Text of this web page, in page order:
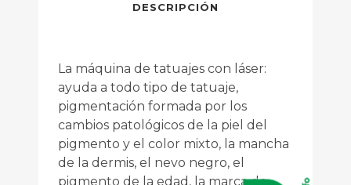
DESCRIPCIÓN
La máquina de tatuajes con láser:
ayuda a todo tipo de tatuaje,
pigmentación formada por los
cambios patológicos de la piel del
pigmento y el color mixto, la mancha
de la dermis, el nevo negro, el
pigmento de la edad, la marca de